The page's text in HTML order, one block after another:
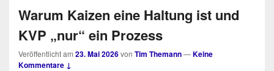
Warum Kaizen eine Haltung ist und
KVP „nur“ ein Prozess
Veröffentlicht am 23. Mai 2026von Tim Themann—Keine
Kommentare ↓